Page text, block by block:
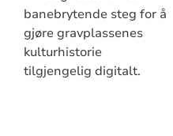
banebrytende steg for å
gjøre gravplassenes
kulturhistorie
tilgjengelig digitalt.